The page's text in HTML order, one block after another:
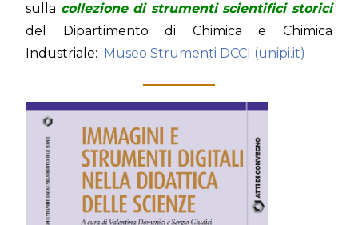
sulla collezione di strumenti scientifici storici
del Dipartimento di Chimica e Chimica
Industriale: Museo Strumenti DCCI (unipi.it)